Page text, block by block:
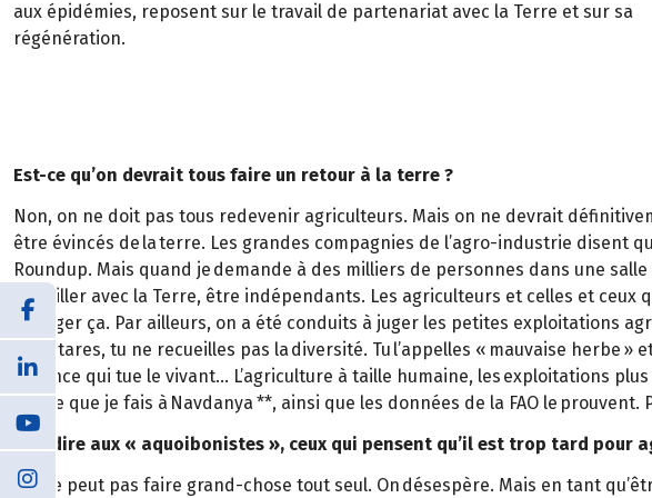
aux épidémies, reposent sur le travail de partenariat avec la Terre et sur sa
régénération.
Est-ce qu’on devrait tous faire un retour à la terre ?
Non, on ne doit pas tous redevenir agriculteurs. Mais on ne devrait
être évincés de la terre. Les grandes compagnies de l’agro-industrie disent
Roundup. Mais quand je demande à des milliers de personnes dans une
travailler avec la Terre, être indépendants. Les agriculteurs et celles et
changer ça. Par ailleurs, on a été conduits à juger les petites exploitations
d’hectares, tu ne recueilles pas la diversité. Tu l’appelles « mauvaise herbe
violence qui tue le vivant… L’agriculture à taille humaine, les exploitations
vie, ce que je fais à Navdanya **, ainsi que les données de la FAO le
Que dire aux « aquoibonistes », ceux qui pensent qu’il est trop tard pour
On ne peut pas faire grand-chose tout seul. On désespère. Mais en tant